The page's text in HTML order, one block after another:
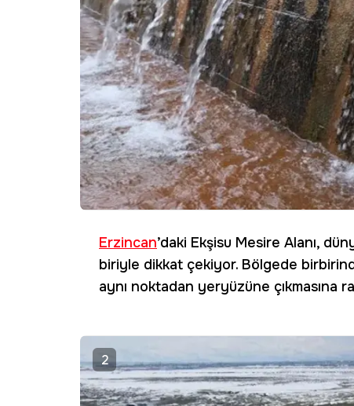
Erzincan’daki Ekşisu Mesire Alanı,
biriyle dikkat çekiyor. Bölgede
aynı noktadan yeryüzüne çıkmasına
2